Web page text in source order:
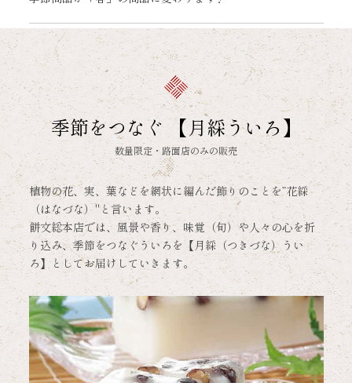
季節をつなぐ 【月綵ういろ】
数量限定・路面店のみの販売
植物の花、実、葉などを網状に編んだ飾りのことを”花綵
（はなづな）"と言います。
餅文総本店では、風景や香り、味覚（旬）や人々の心を折
り込み、季節をつなぐういろを【月綵（つきづな）うい
ろ】としてお届けしていきます。